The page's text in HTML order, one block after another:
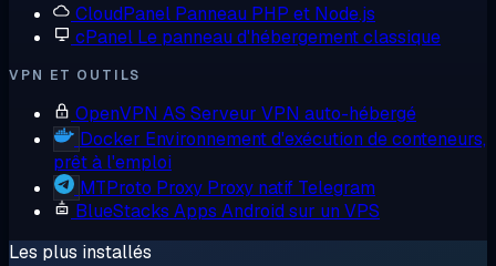
CloudPanel Panneau PHP et Node.js
cPanel Le panneau d'hébergement classique
VPN ET OUTILS
OpenVPN AS Serveur VPN auto-hébergé
Docker Environnement d'exécution de conteneurs,
prêt à l'emploi
MTProto Proxy Proxy natif Telegram
BlueStacks Apps Android sur un VPS
Les plus installés